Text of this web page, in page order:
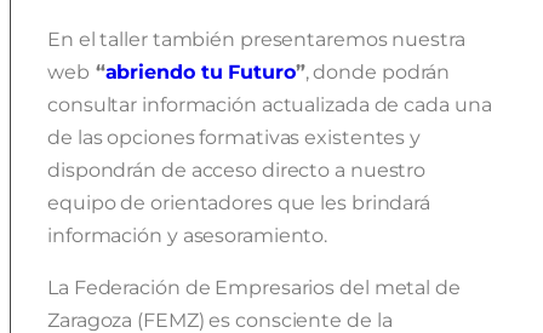
En el taller también presentaremos nuestra
web “abriendo tu Futuro”, donde podrán
consultar información actualizada de cada una
de las opciones formativas existentes y
dispondrán de acceso directo a nuestro
equipo de orientadores que les brindará
información y asesoramiento.
La Federación de Empresarios del metal de
Zaragoza (FEMZ) es consciente de la